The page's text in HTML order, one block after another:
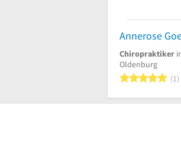
Chiropraktiker
Oldenburg
5
1